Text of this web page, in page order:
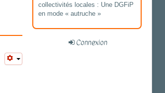
collectivités locales : Une DGFiP
en mode « autruche »
Connexion